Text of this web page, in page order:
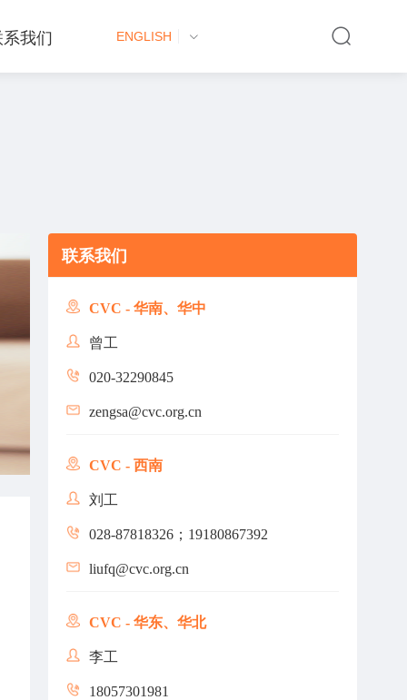
我们 ENGLISH
联系我们
CVC - 华南、华中
曾工
020-32290845
zengsa@cvc.org.cn
CVC - 西南
刘工
028-87818326；19180867392
liufq@cvc.org.cn
CVC - 华东、华北
李工
18057301981